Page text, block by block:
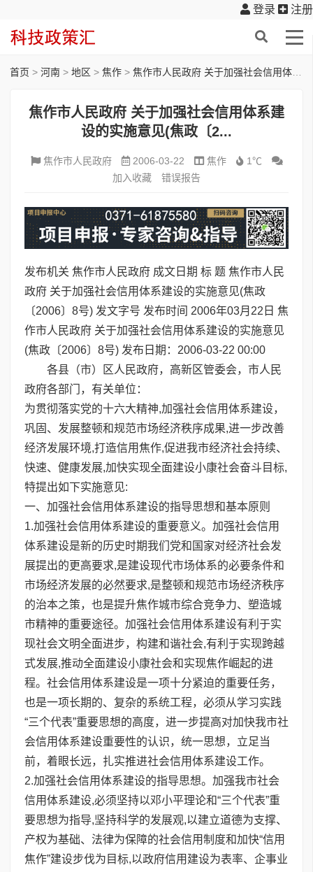
登录 注册
首页 > 河南 > 地区 > 焦作 > 焦作市人民政府 关于加强社会信用体系建设的实施意见(焦政〔2...
焦作市人民政府 关于加强社会信用体系建
设的实施意见(焦政〔2...
焦作市人民政府 2006-03-22 焦作
1℃
加入收藏
错误报告
发布机关 焦作市人民政府 成文日期 标 题 焦作市人民
政府 关于加强社会信用体系建设的实施意见(焦政
〔2006〕8号) 发文字号 发布时间 2006年03月22日 焦
作市人民政府 关于加强社会信用体系建设的实施意见
(焦政〔2006〕8号) 发布日期：2006-03-22 00:00
各县（市）区人民政府，高新区管委会，市人民
政府各部门，有关单位：
为贯彻落实党的十六大精神,加强社会信用体系建设，
巩固、发展整顿和规范市场经济秩序成果,进一步改善
经济发展环境,打造信用焦作,促进我市经济社会持续、
快速、健康发展,加快实现全面建设小康社会奋斗目标,
特提出如下实施意见:
一、加强社会信用体系建设的指导思想和基本原则
1.加强社会信用体系建设的重要意义。加强社会信用
体系建设是新的历史时期我们党和国家对经济社会发
展提出的更高要求,是建设现代市场体系的必要条件和
市场经济发展的必然要求,是整顿和规范市场经济秩序
的治本之策，也是提升焦作城市综合竞争力、塑造城
市精神的重要途径。加强社会信用体系建设有利于实
现社会文明全面进步，构建和谐社会,有利于实现跨越
式发展,推动全面建设小康社会和实现焦作崛起的进
程。社会信用体系建设是一项十分紧迫的重要任务，
也是一项长期的、复杂的系统工程，必须从学习实践
“三个代表”重要思想的高度，进一步提高对加快我市社
会信用体系建设重要性的认识，统一思想，立足当
前，着眼长远，扎实推进社会信用体系建设工作。
2.加强社会信用体系建设的指导思想。加强我市社会
信用体系建设,必须坚持以邓小平理论和“三个代表”重
要思想为指导,坚持科学的发展观,以建立道德为支撑、
产权为基础、法律为保障的社会信用制度和加快“信用
焦作”建设步伐为目标,以政府信用建设为表率、企事业